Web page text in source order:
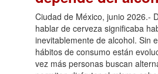
Ciudad de México, junio 2026.-
hablar de cerveza significaba
inevitablemente de alcohol. Sin
hábitos de consumo están
vez más personas buscan